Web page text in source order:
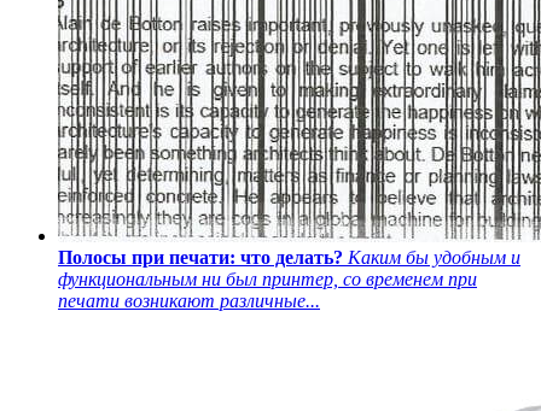
Полосы при печати: что делать? Каким бы удобным и
функциональным ни был принтер, со временем при
печати возникают различные...